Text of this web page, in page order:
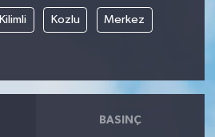
Kilimli Kozlu Merkez
BASINÇ